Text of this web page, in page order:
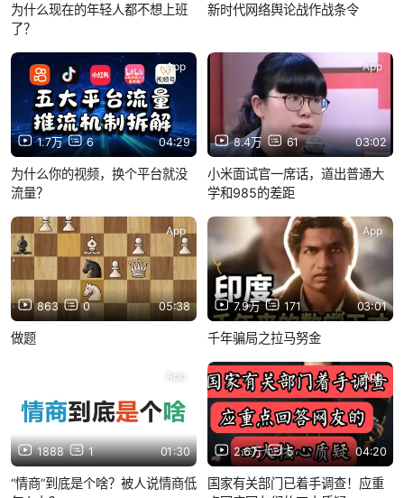
为什么现在的年轻人都不想上班
了？
新时代网络舆论战作战条令
1.7万 6 04:29
App
为什么你的视频，换个平台就没
流量？
8.4万 61 03:02
App
小米面试官一席话，道出普通大
学和985的差距
863 0 05:38
App
做题
7.9万 171 03:01
App
千年骗局之拉马努金
1888 1 01:30
App
“情商”到底是个啥？被人说情商低
2.6万 5 04:20
App
国家有关部门已着手调查！应重